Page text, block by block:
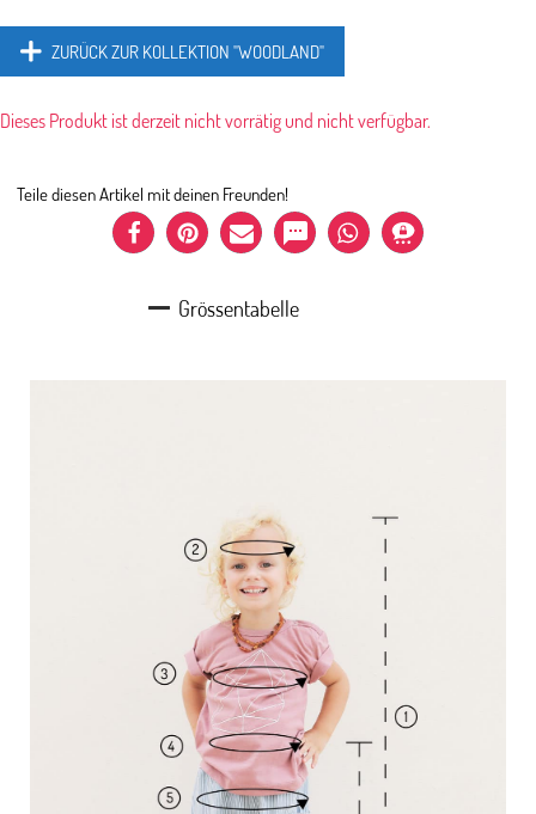
ZURÜCK ZUR KOLLEKTION "WOODLAND"
Dieses Produkt ist derzeit nicht vorrätig und nicht verfügbar.
Teile diesen Artikel mit deinen Freunden!
Grössentabelle